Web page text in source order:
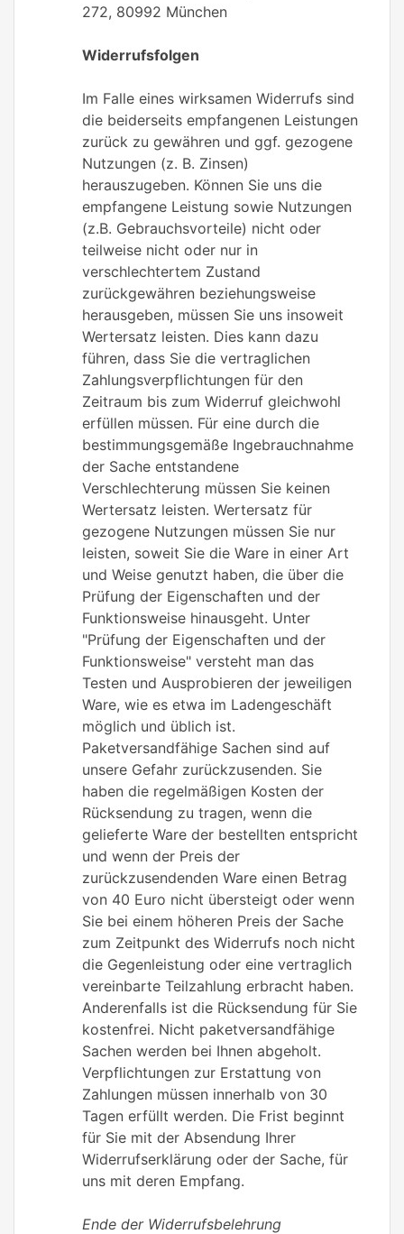
272, 80992 München
Widerrufsfolgen
Im Falle eines wirksamen Widerrufs sind
die beiderseits empfangenen Leistungen
zurück zu gewähren und ggf. gezogene
Nutzungen (z. B. Zinsen)
herauszugeben. Können Sie uns die
empfangene Leistung sowie Nutzungen
(z.B. Gebrauchsvorteile) nicht oder
teilweise nicht oder nur in
verschlechtertem Zustand
zurückgewähren beziehungsweise
herausgeben, müssen Sie uns insoweit
Wertersatz leisten. Dies kann dazu
führen, dass Sie die vertraglichen
Zahlungsverpflichtungen für den
Zeitraum bis zum Widerruf gleichwohl
erfüllen müssen. Für eine durch die
bestimmungsgemäße Ingebrauchnahme
der Sache entstandene
Verschlechterung müssen Sie keinen
Wertersatz leisten. Wertersatz für
gezogene Nutzungen müssen Sie nur
leisten, soweit Sie die Ware in einer Art
und Weise genutzt haben, die über die
Prüfung der Eigenschaften und der
Funktionsweise hinausgeht. Unter
"Prüfung der Eigenschaften und der
Funktionsweise" versteht man das
Testen und Ausprobieren der jeweiligen
Ware, wie es etwa im Ladengeschäft
möglich und üblich ist.
Paketversandfähige Sachen sind auf
unsere Gefahr zurückzusenden. Sie
haben die regelmäßigen Kosten der
Rücksendung zu tragen, wenn die
gelieferte Ware der bestellten entspricht
und wenn der Preis der
zurückzusendenden Ware einen Betrag
von 40 Euro nicht übersteigt oder wenn
Sie bei einem höheren Preis der Sache
zum Zeitpunkt des Widerrufs noch nicht
die Gegenleistung oder eine vertraglich
vereinbarte Teilzahlung erbracht haben.
Anderenfalls ist die Rücksendung für Sie
kostenfrei. Nicht paketversandfähige
Sachen werden bei Ihnen abgeholt.
Verpflichtungen zur Erstattung von
Zahlungen müssen innerhalb von 30
Tagen erfüllt werden. Die Frist beginnt
für Sie mit der Absendung Ihrer
Widerrufserklärung oder der Sache, für
uns mit deren Empfang.
Ende der Widerrufsbelehrung